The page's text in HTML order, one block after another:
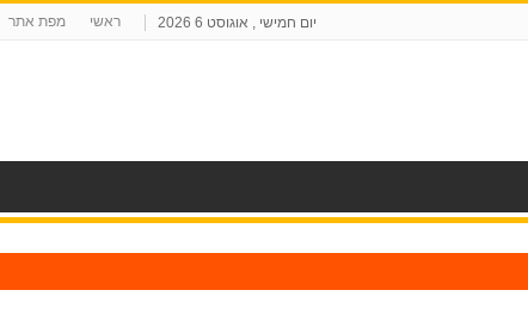
יום חמישי , אוגוסט 6 2026 ראשי מפת אתר